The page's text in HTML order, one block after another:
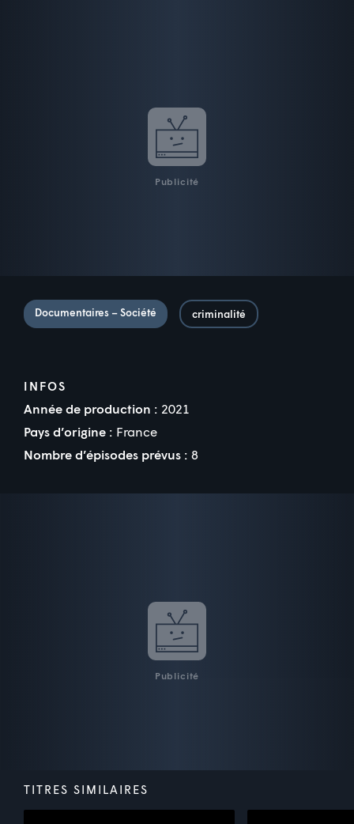
Publicité
Documentaires – Société criminalité
INFOS
Année de production : 2021
Pays d’origine : France
Nombre d’épisodes prévus : 8
Publicité
TITRES SIMILAIRES